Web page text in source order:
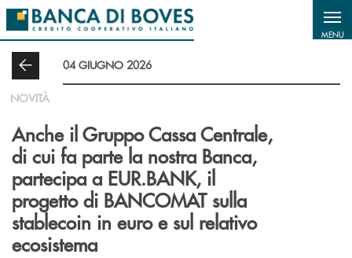
Salta al contenuto principale
MENU
04 GIUGNO 2026
NOVITÀ
Anche il Gruppo Cassa Centrale,
di cui fa parte la nostra Banca,
partecipa a EUR.BANK, il
progetto di BANCOMAT sulla
stablecoin in euro e sul relativo
ecosistema